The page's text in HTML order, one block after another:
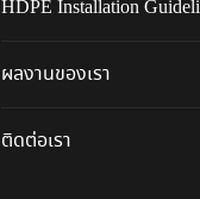
HDPE Installation
ผลงานของเรา
ติดต่อเรา